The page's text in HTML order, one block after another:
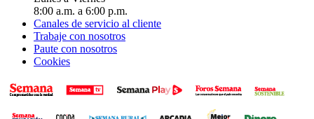
8:00 a.m. a 6:00 p.m.
Canales de servicio al cliente
Trabaje con nosotros
Paute con nosotros
Cookies